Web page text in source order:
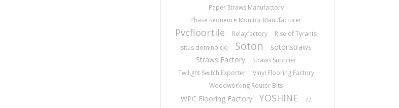
Paper Straws Manufactory
Phase Sequence Monitor Manufacturer
Pvcfloortile Relayfactory
Rise of Tyrants
situs domino qq
Soton
sotonstraws
Straws Factory
Straws Supplier
Twilight Switch Exporter
Vinyl Flooring Factory
Woodworking Router Bits
WPC Flooring Factory YOSHINE
z2